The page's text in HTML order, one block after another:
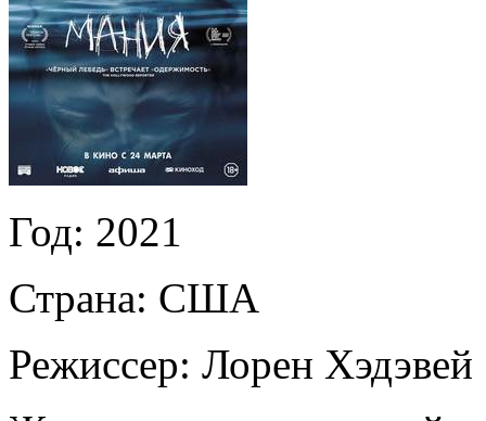
Год: 2021
Страна: США
Режиссер: Лорен Хэдэвей